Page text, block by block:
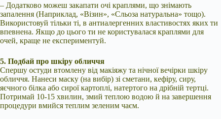
– Додатково можеш закапати очі краплями, що знімають
запалення (Наприклад, «Візин», «Сльоза натуральна» тощо).
Використовуй тільки ті, в антиалергенних властивостях яких ти
впевнена. Якщо до цього ти не користувалася краплями для
очей, краще не експериментуй.
5. Подбай про шкіру обличчя
Спершу остуди втомлену від макіяжу та нічної вечірки шкіру
обличчя. Нанеси маску (на вибір) зі сметани, кефіру, сиру,
яєчного білка або сирої картоплі, натертого на дрібній тертці.
Потримай 10-15 хвилин, змий теплою водою й на завершення
процедури вмийся теплим зеленим чаєм.